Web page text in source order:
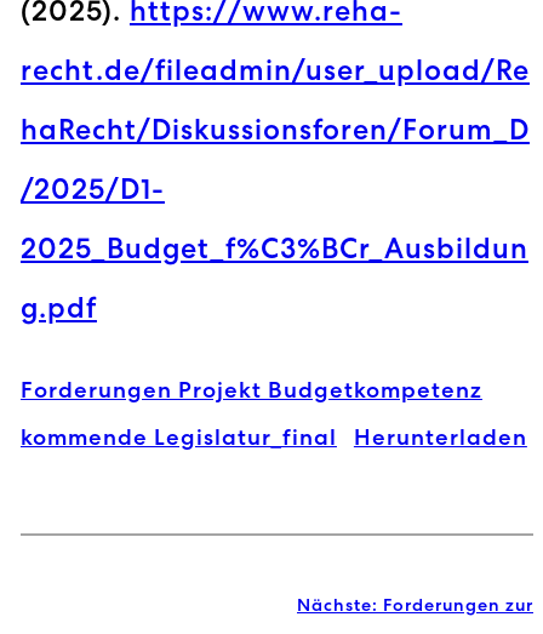
(2025). https://www.reha-
recht.de/fileadmin/user_upload/Re
haRecht/Diskussionsforen/Forum_D
/2025/D1-
2025_Budget_f%C3%BCr_Ausbildun
g.pdf
Forderungen Projekt Budgetkompetenz
kommende Legislatur_final Herunterladen
Nächste: Forderungen zur